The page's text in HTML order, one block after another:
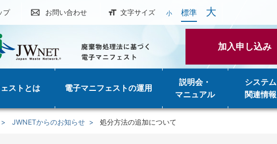
プ お問い合わせ 文字サイズ 小 標準 大
加入申し込み
ストとは 電子マニフェストの運用
説明会・
マニュアル
システム
関連情報
JWNETからのお知らせ 処分方法の追加について